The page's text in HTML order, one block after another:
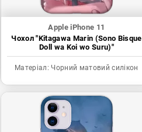
Apple iPhone 11
Чохол "Kitagawa Marin (Sono Bisque
Doll wa Koi wo Suru)"
Матеріал: Чорний матовий силікон